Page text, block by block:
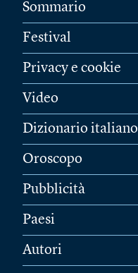
Sommario
Festival
Privacy e cookie
Video
Dizionario italiano
Oroscopo
Pubblicità
Paesi
Autori